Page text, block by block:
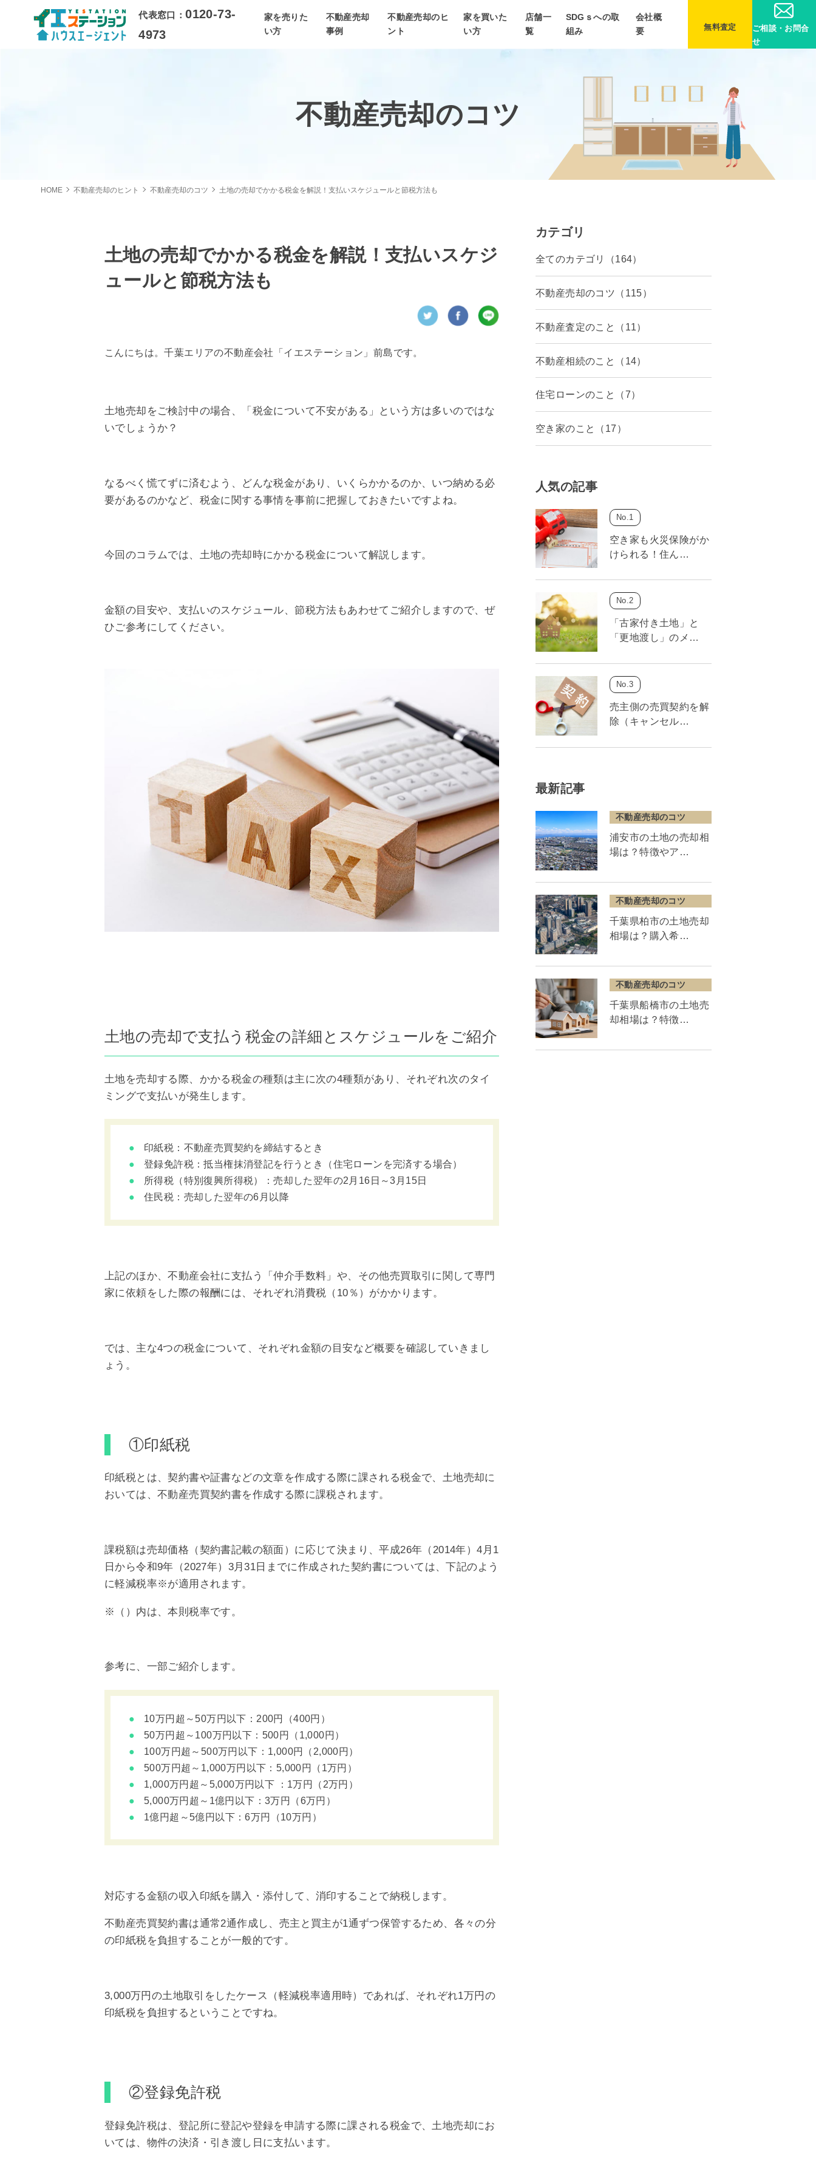
代表窓口：0120-73-
4973
家を売りた
い方
不動産売却
事例
不動産売却のヒ
ント
家を買いた
い方
店舗一
覧
SDGｓへの取
組み
会社概
要
無料査定
ご相談・お問合
せ
不動産売却のコツ
HOME 不動産売却のヒント 不動産売却のコツ 土地の売却でかかる税金を解説！支払いスケジュールと節税方法も
土地の売却でかかる税金を解説！支払いスケジ
ュールと節税方法も
こんにちは。千葉エリアの不動産会社「イエステーション」前島です。
土地売却をご検討中の場合、「税金について不安がある」という方は多いのではな
いでしょうか？
なるべく慌てずに済むよう、どんな税金があり、いくらかかるのか、いつ納める必
要があるのかなど、税金に関する事情を事前に把握しておきたいですよね。
今回のコラムでは、土地の売却時にかかる税金について解説します。
金額の目安や、支払いのスケジュール、節税方法もあわせてご紹介しますので、ぜ
ひご参考にしてください。
土地の売却で支払う税金の詳細とスケジュールをご紹介
土地を売却する際、かかる税金の種類は主に次の4種類があり、それぞれ次のタイ
ミングで支払いが発生します。
印紙税：不動産売買契約を締結するとき
登録免許税：抵当権抹消登記を行うとき（住宅ローンを完済する場合）
所得税（特別復興所得税）：売却した翌年の2月16日～3月15日
住民税：売却した翌年の6月以降
上記のほか、不動産会社に支払う「仲介手数料」や、その他売買取引に関して専門
家に依頼をした際の報酬には、それぞれ消費税（10％）がかかります。
では、主な4つの税金について、それぞれ金額の目安など概要を確認していきまし
ょう。
①印紙税
印紙税とは、契約書や証書などの文章を作成する際に課される税金で、土地売却に
おいては、不動産売買契約書を作成する際に課税されます。
課税額は売却価格（契約書記載の額面）に応じて決まり、平成26年（2014年）4月1
日から令和9年（2027年）3月31日までに作成された契約書については、下記のよう
に軽減税率※が適用されます。
※（）内は、本則税率です。
参考に、一部ご紹介します。
10万円超～50万円以下：200円（400円）
50万円超～100万円以下：500円（1,000円）
100万円超～500万円以下：1,000円（2,000円）
500万円超～1,000万円以下：5,000円（1万円）
1,000万円超～5,000万円以下
：1万円（2万円）
5,000万円超～1億円以下：3万円（6万円）
1億円超～5億円以下：6万円（10万円）
対応する金額の収入印紙を購入・添付して、消印することで納税します。
不動産売買契約書は通常2通作成し、売主と買主が1通ずつ保管するため、各々の分
の印紙税を負担することが一般的です。
3,000万円の土地取引をしたケース（軽減税率適用時）であれば、それぞれ1万円の
印紙税を負担するということですね。
②登録免許税
登録免許税は、登記所に登記や登録を申請する際に課される税金で、土地売却にお
いては、物件の決済・引き渡し日に支払います。
カテゴリ
全てのカテゴリ（164）
不動産売却のコツ（115）
不動産査定のこと（11）
不動産相続のこと（14）
住宅ローンのこと（7）
空き家のこと（17）
人気の記事
空き家も火災保険がか
けられる！住ん…
「古家付き土地」と
「更地渡し」のメ…
売主側の売買契約を解
除（キャンセル…
最新記事
不動産売却のコツ
浦安市の土地の売却相
場は？特徴やア…
不動産売却のコツ
千葉県柏市の土地売却
相場は？購入希…
不動産売却のコツ
千葉県船橋市の土地売
却相場は？特徴…